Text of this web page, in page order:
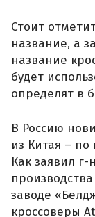
Стоит
название, а
название
будет
определят в
В Россию
из Китая –
Как заявил
заводе
кроссоверы